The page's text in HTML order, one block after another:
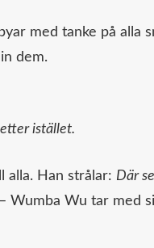
med tanke på alla
dem.
istället.
alla. Han strålar: Där
Wumba Wu tar med